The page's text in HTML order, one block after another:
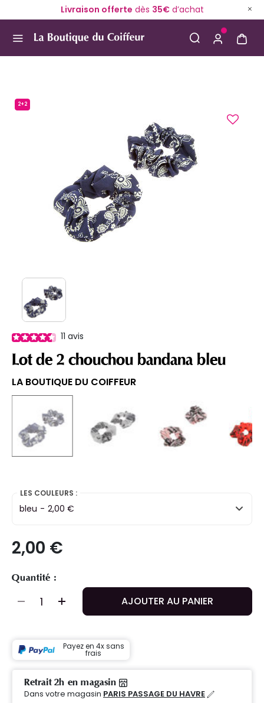
Livraison offerte dès 35€d’achat
2+2
11 avis
Lot de 2 chouchou bandana bleu
LA BOUTIQUE DU COIFFEUR
selected
LES COULEURS :
bleu - 2,00 €
2,00 €
Quantité :
AJOUTER AU PANIER
Payez en 4x sans
frais
Retrait 2h en magasin
Dans votre magasin PARIS PASSAGE DU HAVRE